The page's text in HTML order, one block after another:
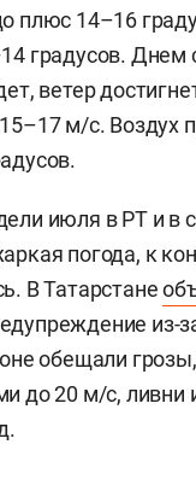
плюс 14–16
градусов. Днем
ветер
м/с. Воздух
июля в РТ и в
погода, к
В Татарстане
из-
обещали
до 20 м/с, ливни